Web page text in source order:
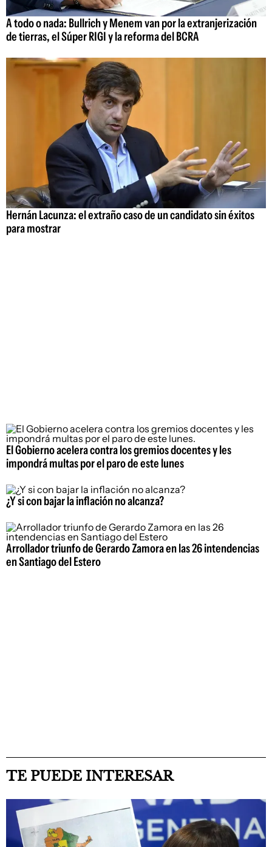
A todo o nada: Bullrich y Menem van por la extranjerización
de tierras, el Súper RIGI y la reforma del BCRA
Hernán Lacunza: el extraño caso de un candidato sin éxitos
para mostrar
El Gobierno acelera contra los gremios docentes y les
impondrá multas por el paro de este lunes
¿Y si con bajar la inflación no alcanza?
Arrollador triunfo de Gerardo Zamora en las 26 intendencias
en Santiago del Estero
TE PUEDE INTERESAR